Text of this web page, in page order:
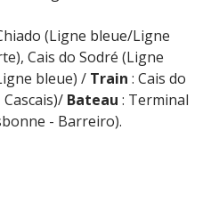
(Ligne bleue/Ligne
Cais do Sodré (Ligne
bleue) / Train : Cais do
Bateau : Terminal
- Barreiro).